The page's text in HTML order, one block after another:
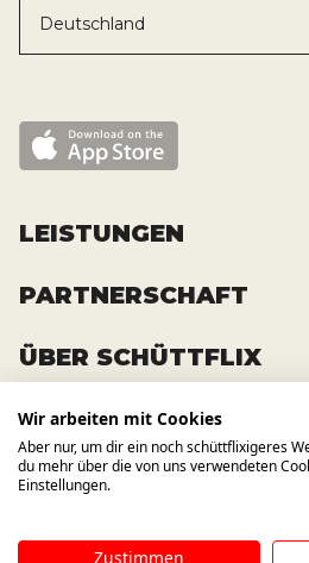
Deutschland
LEISTUNGEN
Baustoffe kaufen
Container mieten
Transporte bestellen
PARTNERSCHAFT
Zusammenarbeit
Registrierung
ÜBER SCHÜTTFLIX
Über das Unternehmen
Offene Stellen
News und Presse
WIR BAUEN AUCH
KANÄLE
Wir arbeiten mit Cookies
Aber nur, um dir ein noch schüttflixigeres
du mehr über die von uns verwendeten
Einstellungen.
Zustimmen